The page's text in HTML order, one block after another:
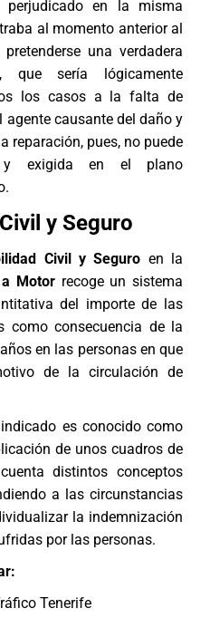
en la misma
al momento anterior al
una verdadera
que sería lógicamente
los casos a la falta de
causante del daño y
reparación, pues, no puede
y exigida en el plano
y Seguro
Civil y Seguro en la
Motorrecoge un sistema
del importe de las
como consecuencia de la
en las personas en que
de la circulación de
es conocido como
de unos cuadros de
distintos conceptos
a las circunstancias
la indemnización
por las personas.
Tenerife